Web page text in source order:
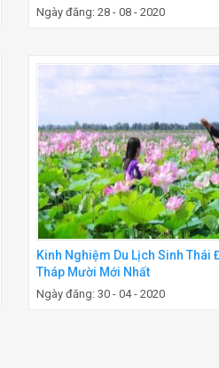
Ngày đăng: 28 - 08 - 2020
Kinh Nghiệm Du Lịch Sinh Thái
Tháp Mười Mới Nhất
Ngày đăng: 30 - 04 - 2020